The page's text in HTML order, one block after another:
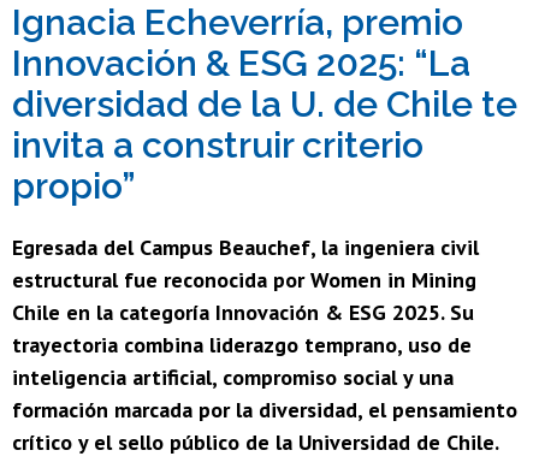
Funcionarias/os
Egresadas/os
Ignacia Echeverría, premio
Innovación & ESG 2025: “La
diversidad de la U. de Chile te
invita a construir criterio
propio”
Egresada del Campus Beauchef, la ingeniera civil
estructural fue reconocida por Women in Mining
Chile en la categoría Innovación & ESG 2025. Su
trayectoria combina liderazgo temprano, uso de
inteligencia artificial, compromiso social y una
formación marcada por la diversidad, el pensamiento
crítico y el sello público de la Universidad de Chile.